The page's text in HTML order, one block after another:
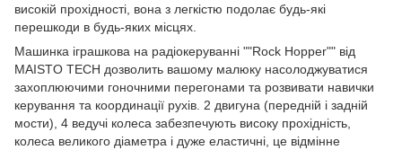
високій прохідності, вона з легкістю подолає будь-які
перешкоди в будь-яких місцях.
Машинка іграшкова на радіокеруванні ""Rock Hopper"" від
MAISTO TECH дозволить вашому малюку насолоджуватися
захоплюючими гоночними перегонами та розвивати навички
керування та координації рухів. 2 двигуна (передній і задній
мости), 4 ведучі колеса забезпечують високу прохідність,
колеса великого діаметра і дуже еластичні, це відмінне